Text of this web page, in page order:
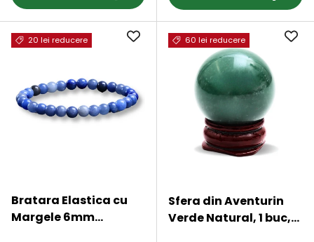
20 lei reducere
Bratara Elastica cu
Margele 6mm
60 lei reducere
Sfera din Aventurin
Verde Natural, 1 buc,